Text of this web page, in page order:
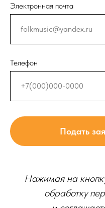
Электронная почта
Телефон
Подать
Нажимая на
обработку